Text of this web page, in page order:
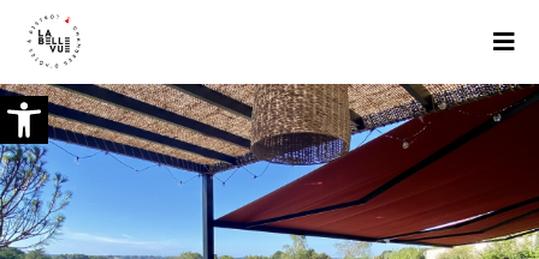
Open toolbar